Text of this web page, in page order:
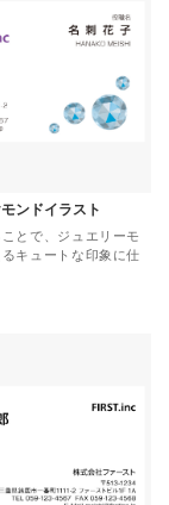
ンドイラスト
とで、ジュエリーモ
キュートな印象に仕